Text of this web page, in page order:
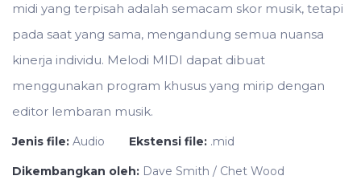
midi yang terpisah adalah semacam skor musik, tetapi
pada saat yang sama, mengandung semua nuansa
kinerja individu. Melodi MIDI dapat dibuat
menggunakan program khusus yang mirip dengan
editor lembaran musik.
Jenis file: Audio Ekstensi file: .mid
Dikembangkan oleh: Dave Smith / Chet Wood